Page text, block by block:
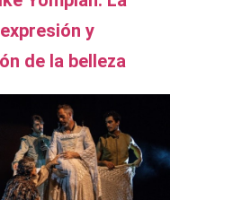
y
de la belleza